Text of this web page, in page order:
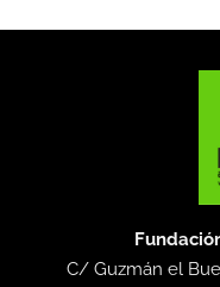
C/ Guzmán el